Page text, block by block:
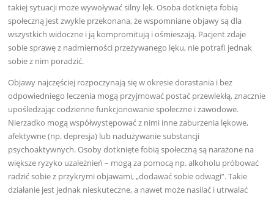
takiej sytuacji może wywoływać silny lęk. Osoba dotknięta fobią
społeczną jest zwykle przekonana, że wspomniane objawy są dla
wszystkich widoczne i ją kompromitują i ośmieszają. Pacjent zdaje
sobie sprawę z nadmierności przeżywanego lęku, nie potrafi jednak
sobie z nim poradzić.
Objawy najczęściej rozpoczynają się w okresie dorastania i bez
odpowiedniego leczenia mogą przyjmować postać przewlekłą, znacznie
upośledzając codzienne funkcjonowanie społeczne i zawodowe.
Nierzadko mogą współwystępować z nimi inne zaburzenia lękowe,
afektywne (np. depresja) lub nadużywanie substancji
psychoaktywnych. Osoby dotknięte fobią społeczną są narażone na
większe ryzyko uzależnień – mogą za pomocą np. alkoholu próbować
radzić sobie z przykrymi objawami, „dodawać sobie odwagi”. Takie
działanie jest jednak nieskuteczne, a nawet może nasilać i utrwalać